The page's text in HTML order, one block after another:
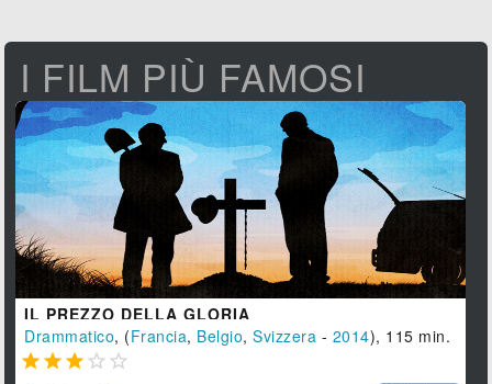
I FILM PIÙ FAMOSI
IL PREZZO DELLA GLORIA
Drammatico, (Francia, Belgio,Svizzera - 2014), 115 min.
    